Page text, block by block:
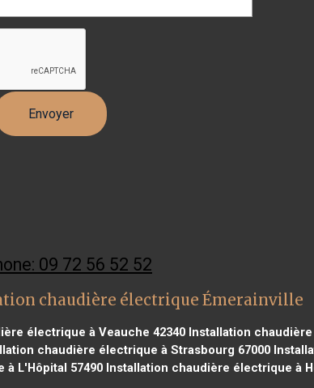
09 72 56 52 52
chaudière électrique Émerainville
électrique à Veauche 42340 Installation
chaudière électrique à Strasbourg 67000
L'Hôpital 57490 Installation chaudière électrique à